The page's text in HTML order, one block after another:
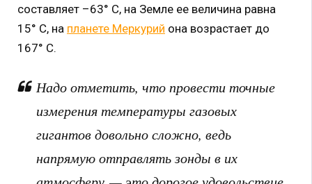
составляет –63° С, на Земле ее величина равна
15° С, на планете Меркурий она возрастает до
167° С.
Надо отметить, что провести точные
измерения температуры газовых
гигантов довольно сложно, ведь
напрямую отправлять зонды в их